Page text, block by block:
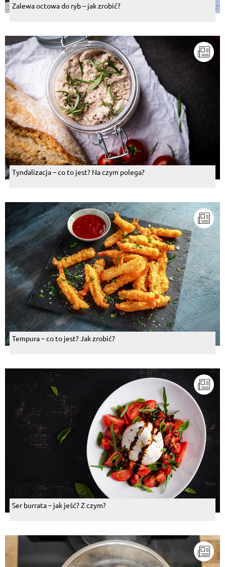
Zalewa octowa do ryb – jak zrobić?
Tyndalizacja – co to jest? Na czym polega?
Tempura – co to jest? Jak zrobić?
Ser burrata – jak jeść? Z czym?